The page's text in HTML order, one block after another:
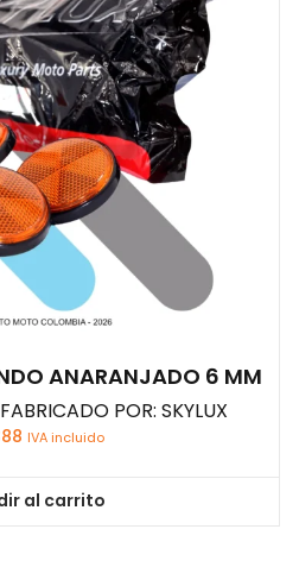
ANARANJADO 6 MM
POR: SKYLUX
IVA incluido
al carrito